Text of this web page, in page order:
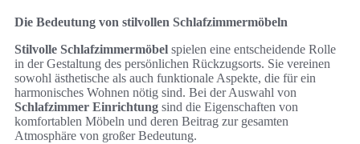
Die Bedeutung von stilvollen Schlafzimmermöbeln
Stilvolle Schlafzimmermöbel spielen eine entscheidende Rolle
in der Gestaltung des persönlichen Rückzugsorts. Sie vereinen
sowohl ästhetische als auch funktionale Aspekte, die für ein
harmonisches Wohnen nötig sind. Bei der Auswahl von
Schlafzimmer Einrichtung sind die Eigenschaften von
komfortablen Möbeln und deren Beitrag zur gesamten
Atmosphäre von großer Bedeutung.